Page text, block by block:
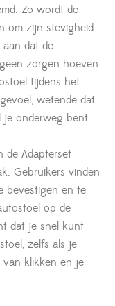
Zo wordt de
om zijn stevigheid
dat de
zorgen hoeven
tijdens het
wetende dat
onderweg bent.
de Adapterset
Gebruikers vinden
bevestigen en te
op de
dat je snel kunt
zelfs als je
klikken en je